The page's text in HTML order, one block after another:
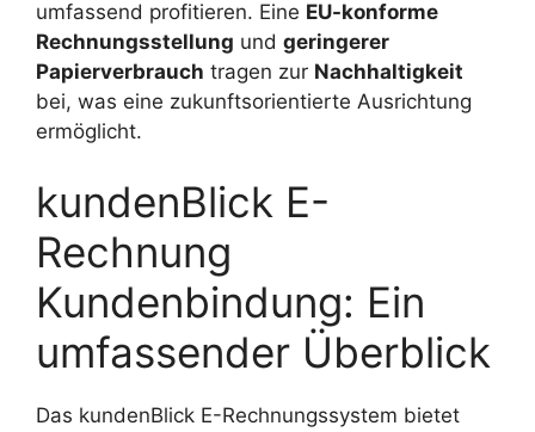
umfassend profitieren. Eine EU-konforme
Rechnungsstellung und geringerer
Papierverbrauch tragen zur Nachhaltigkeit
bei, was eine zukunftsorientierte Ausrichtung
ermöglicht.
kundenBlick E-
Rechnung
Kundenbindung: Ein
umfassender Überblick
Das kundenBlick E-Rechnungssystem bietet